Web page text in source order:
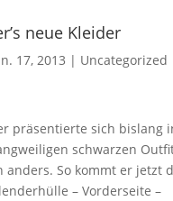
neue Kleider
17, 2013 | Uncategorized
präsentierte sich bislang
schwarzen
anders. So kommt er jetzt
– Vorderseite –